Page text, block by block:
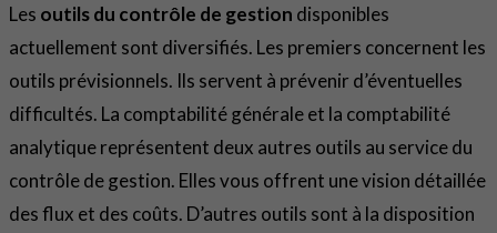
Les outils du contrôle de gestion disponibles
actuellement sont diversifiés. Les premiers concernent les
outils prévisionnels. Ils servent à prévenir d’éventuelles
difficultés. La comptabilité générale et la comptabilité
analytique représentent deux autres outils au service du
contrôle de gestion. Elles vous offrent une vision détaillée
des flux et des coûts. D’autres outils sont à la disposition